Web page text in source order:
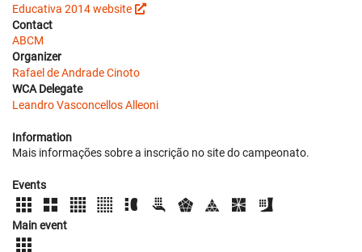
Educativa 2014 website
Contact
ABCM
Organizer
Rafael de Andrade Cinoto
WCA Delegate
Leandro Vasconcellos Alleoni
Information
Mais informações sobre a inscrição no site do campeonato.
Events
Main event